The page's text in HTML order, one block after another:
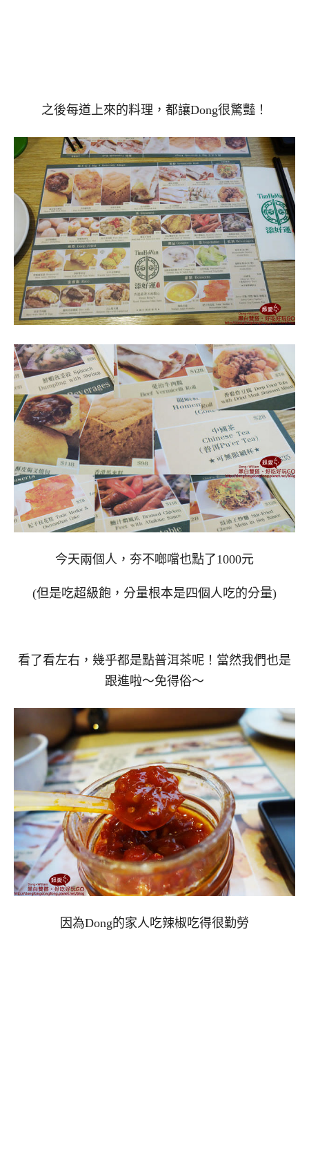
之後每道上來的料理，都讓Dong很驚豔！
今天兩個人，夯不啷噹也點了1000元
(但是吃超級飽，分量根本是四個人吃的分量)
看了看左右，幾乎都是點普洱茶呢！當然我們也是
跟進啦～免得俗～
因為Dong的家人吃辣椒吃得很勤勞